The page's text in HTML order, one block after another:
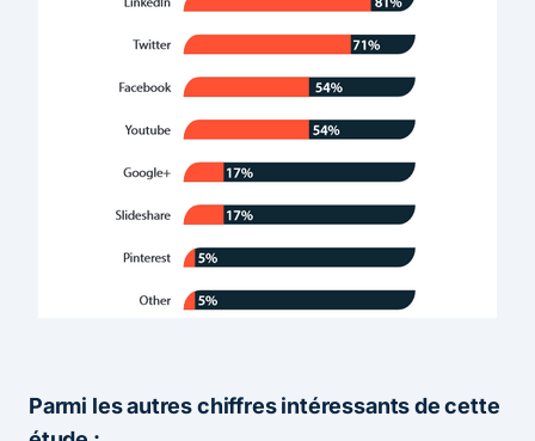
Parmi les autres chiffres intéressants de cette